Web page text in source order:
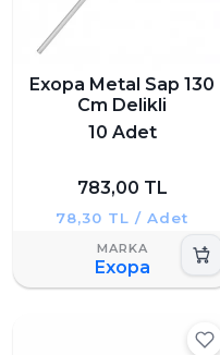
Exopa Metal Sap 130
Cm Delikli
10 Adet
783,00 TL
78,30 TL / Adet
Exopa